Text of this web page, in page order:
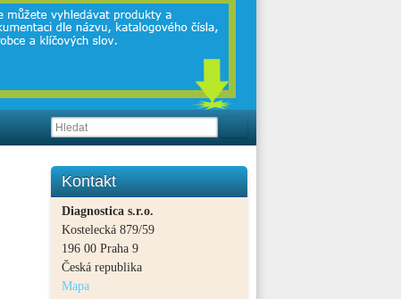
Kontakt
Diagnostica s.r.o.
Kostelecká 879/59
196 00 Praha 9
Česká republika
Mapa